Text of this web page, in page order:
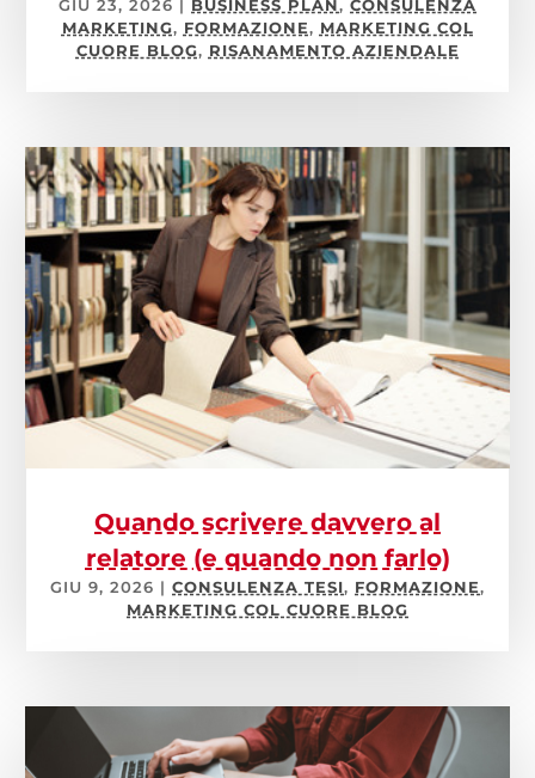
GIU 23, 2026 | BUSINESS PLAN, CONSULENZA
MARKETING, FORMAZIONE, MARKETING COL
CUORE BLOG, RISANAMENTO AZIENDALE
Quando scrivere davvero al
relatore (e quando non farlo)
GIU 9, 2026 | CONSULENZA TESI, FORMAZIONE,
MARKETING COL CUORE BLOG